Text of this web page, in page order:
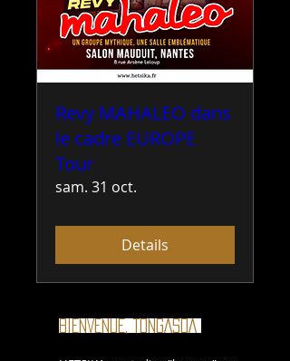
Revy MAHALEO dans
le cadre EUROPE
Tour
sam. 31 oct.
Details
BIENVENUE, TONGASOA